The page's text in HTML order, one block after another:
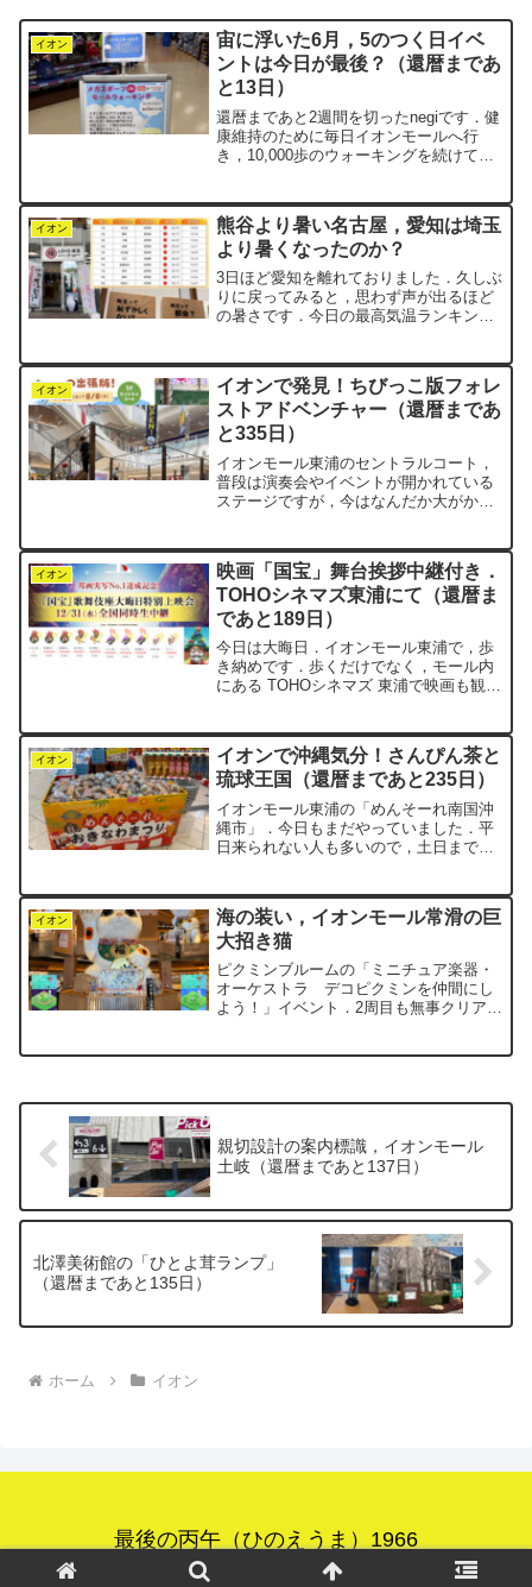
イオン
宙に浮いた6月，5のつく日イベ
ントは今日が最後？（還暦まであ
と13日）
還暦まであと2週間を切ったnegiです．健
康維持のために毎日イオンモールへ行
き，10,000歩のウォーキングを続けてい
浦です．油断すると出かけるタイミング
が遅くなり，...
イオン
熊谷より暑い名古屋，愛知は埼玉
より暑くなったのか？
3日ほど愛知を離れておりました．久しぶ
りに戻ってみると，思わず声が出るほど
の暑さです．今日の最高気温ランキング
（40.1℃），5位に名古屋市（39.7℃）が
入っています...
イオン
イオンで発見！ちびっこ版フォレ
ストアドベンチャー（還暦まであ
と335日）
イオンモール東浦のセントラルコート，
普段は演奏会やイベントが開かれている
ステージですが，今はなんだか大がかり
ォレストアドベンチャー」の出張版らし
いです．フォレストアドベ...
イオン
映画「国宝」舞台挨拶中継付き．
TOHOシネマズ東浦にて（還暦ま
であと189日）
今日は大晦日．イオンモール東浦で，歩
き納めです．歩くだけでなく，モール内
にある TOHOシネマズ 東浦で映画も観て
ランキングで，邦画実写第1位の記録を塗
り替えた作品．N...
イオン
イオンで沖縄気分！さんぴん茶と
琉球王国（還暦まであと235日）
イオンモール東浦の「めんそーれ南国沖
縄市」．今日もまだやっていました．平
日来られない人も多いので，土日まで続
ッキーのような，和菓子のような，クセ
になる不思議な食感です．...
イオン
海の装い，イオンモール常滑の巨
大招き猫
ピクミンブルームの「ミニチュア楽器・
オーケストラ デコピクミンを仲間にし
よう！」イベント．2周目も無事クリア
親切設計の案内標識，イオンモール
土岐（還暦まであと137日）
北澤美術館の「ひとよ茸ランプ」
（還暦まであと135日）
ホーム イオン
最後の丙午（ひのえうま）1966
© 2025 最後の丙午（ひのえうま）1966.